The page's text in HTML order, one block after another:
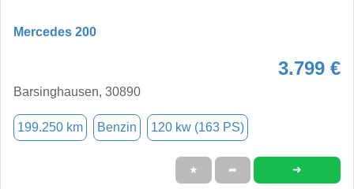
Mercedes 200
3.799 €
Barsinghausen, 30890
199.250 km Benzin 120 kw (163 PS)
★ ➦ ➜